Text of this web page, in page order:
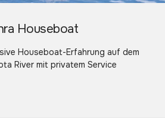
Houseboat
Houseboat-Erfahrung auf dem
River mit privatem Service